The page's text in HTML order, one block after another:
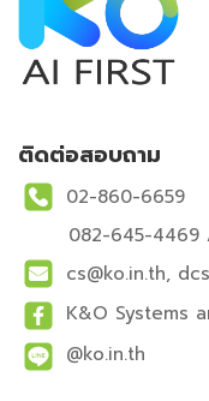
ติดต่อสอบถาม
02-860-6659
082-645-4469
cs@ko.in.th,
K&O Systems
@ko.in.th